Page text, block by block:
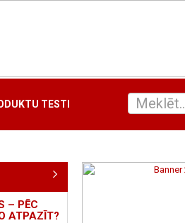
TESTI
– PĒC
ATPAZĪT?